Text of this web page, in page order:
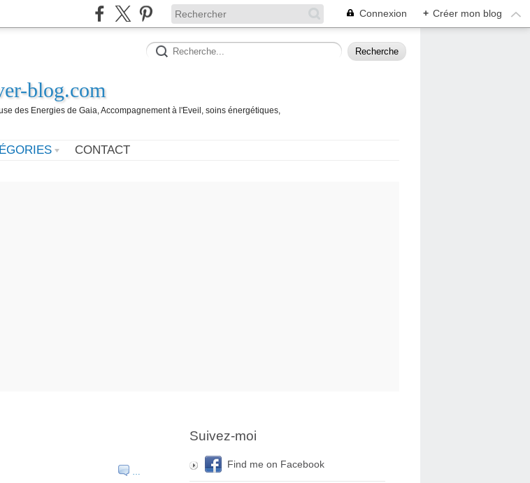
Connexion + Créer mon blog
blog.com
des Energies de Gaia, Accompagnement à l'Eveil, soins énergétiques,
CONTACT
…
Suivez-moi
Find me on Facebook